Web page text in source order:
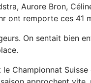
Aurore Bron,
ont remporte ces 41
On sentait bien
Championnat